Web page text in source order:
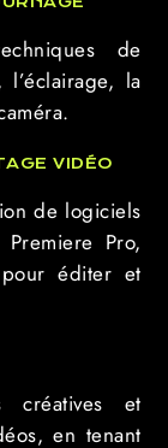
de
la
VIDÉO
de logiciels
Pro,
éditer et
créatives et
en tenant